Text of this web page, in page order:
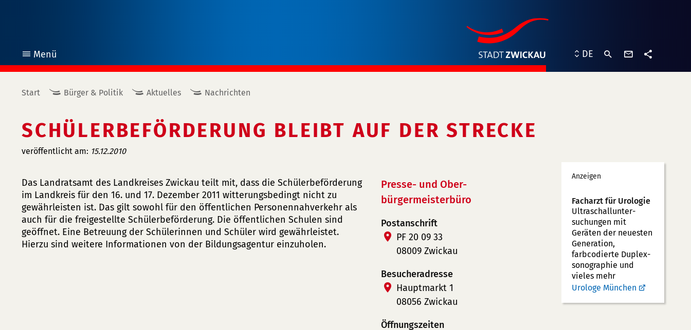
Menü
öffnen
DE
Start Bürger & Politik Aktuelles Nachrichten
SCHÜLERBEFÖRDERUNG BLEIBT AUF DER STRECKE
veröffentlicht am: 15.12.2010
Das Landratsamt des Landkreises Zwickau teilt mit, dass die Schülerbeförderung
im Landkreis für den 16. und 17. Dezember 2011 witterungsbedingt nicht zu
gewährleisten ist. Das gilt sowohl für den öffentlichen Personennahverkehr als
auch für die freigestellte Schülerbeförderung. Die öffentlichen Schulen sind
geöffnet. Eine Betreuung der Schülerinnen und Schüler wird gewährleistet.
Hierzu sind weitere Informationen von der Bildungsagentur einzuholen.
Presse- und Ober-
bürgermeisterbüro
Postanschrift
PF 20 09 33
08009 Zwickau
Besucheradresse
Hauptmarkt 1
08056 Zwickau
Öffnungszeiten
Werbung
Anzeigen
Facharzt für Urologie
Ultraschallunter­
suchungen mit
Geräten der neuesten
Generation,
farbcodierte Duplex­
sonographie und
vieles mehr
Urologe München